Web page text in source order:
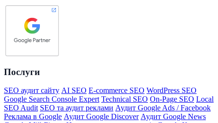
Послуги
SEO аудит сайту AI SEO E-commerce SEO WordPress SEO
Google Search Console Expert Technical SEO On-Page SEO Local
SEO Audit SEO та аудит реклами Аудит Google Ads / Facebook
Реклама в Google Аудит Google Discover Аудит Google News